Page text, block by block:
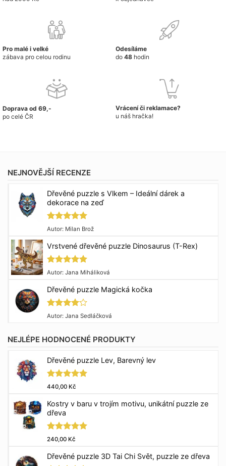
Pro malé i velké
zábava pro celou rodinu
Odesíláme
do 48hodin
Doprava od 69,-
po celé ČR
Vrácení či reklamace?
u náš hračka!
NEJNOVĚJŠÍ RECENZE
Dřevěné puzzle s Vlkem – Ideální dárek a
dekorace na zeď
Hodnocení
Autor: Milan Brož
Vrstvené dřevěné puzzle Dinosaurus (T-Rex)
Hodnocení
Autor: Jana Miháliková
Dřevěné puzzle Magická kočka
Hodnocení
Autor: Jana Sedláčková
NEJLÉPE HODNOCENÉ PRODUKTY
Dřevěné puzzle Lev, Barevný lev
Hodnocení
440,00 Kč
Kostry v baru v trojím motivu, unikátní puzzle ze
dřeva
Hodnocení
240,00 Kč
Dřevěné puzzle 3D Tai Chi Svět, puzzle ze dřeva